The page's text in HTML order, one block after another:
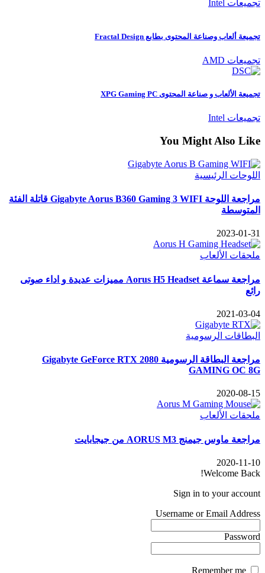
تجميعات Intel
تجميعة ألعاب وصناعة المحتوى بطابع Fractal Design
تجميعات AMD
تجميعة الألعاب و صناعة المحتوى XPG Gaming PC
تجميعات Intel
You Might Also Like
اللوحات الرئيسية
مراجعة اللوحة Gigabyte Aorus B360 Gaming 3 WIFI قاتلة الفئة
المتوسطة
2023-01-31
ملحقات الألعاب
مراجعة سماعة Aorus H5 Headset مميزات عديدة و اداء صوتى
رائع
2021-03-04
البطاقات الرسومية
مراجعة البطاقة الرسومية Gigabyte GeForce RTX 2080
GAMING OC 8G
2020-08-15
ملحقات الألعاب
مراجعة ماوس جيمنج AORUS M3 من جيجابايت
2020-11-10
Welcome Back!
Sign in to your account
Username or Email Address
Password